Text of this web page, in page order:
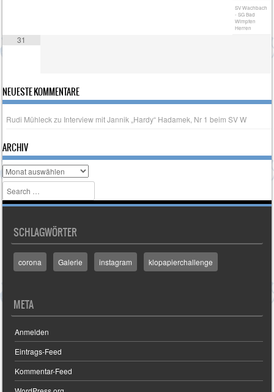
SV Wachbach
- SG Bad
Wimpfen
Herren
31
NEUESTE KOMMENTARE
Rudi Mühleck zu Interview mit Jannik „Hardy“ Hadamek, Nr 1 beim SV W
ARCHIV
Archiv
Search
SCHLAGWÖRTER
corona Galerie instagram klopapierchallenge
META
Anmelden
Eintrags-Feed
Kommentar-Feed